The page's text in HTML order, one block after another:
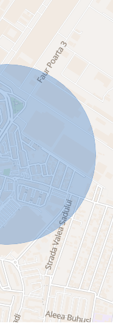
bine poziționat!